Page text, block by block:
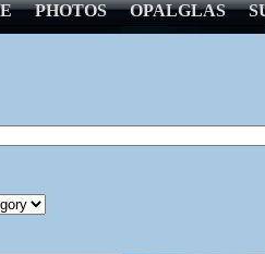
PHOTOS OPALGLAS